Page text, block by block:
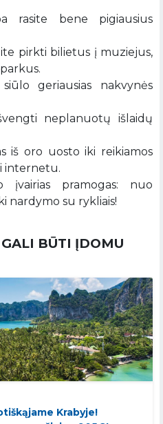
rasite bene pigiausius
pirkti bilietus į muziejus,
siūlo geriausias nakvynės
neplanuotų išlaidų
iš oro uosto iki reikiamos
internetu.
įvairias pramogas: nuo
nardymo su rykliais!
BŪTI ĮDOMU
Krabyje!